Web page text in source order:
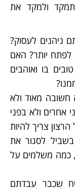
ולמקד את
ניהנים לעסוק?
יותר? האם
בו ואוהבים
חשובה מאוד ולא
אחרים ולא בפני
צריך להיות
לסגור את
כמה משלמים על
שכבר עבדתם